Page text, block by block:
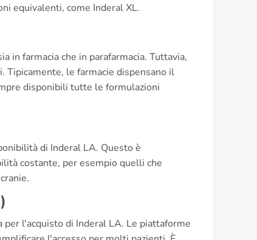
equivalenti, come Inderal XL.
in farmacia che in parafarmacia. Tuttavia,
le farmacie dispensano il
disponibili tutte le formulazioni
di Inderal LA. Questo è
costante, per esempio quelli che
per l'acquisto di Inderal LA. Le piattaforme